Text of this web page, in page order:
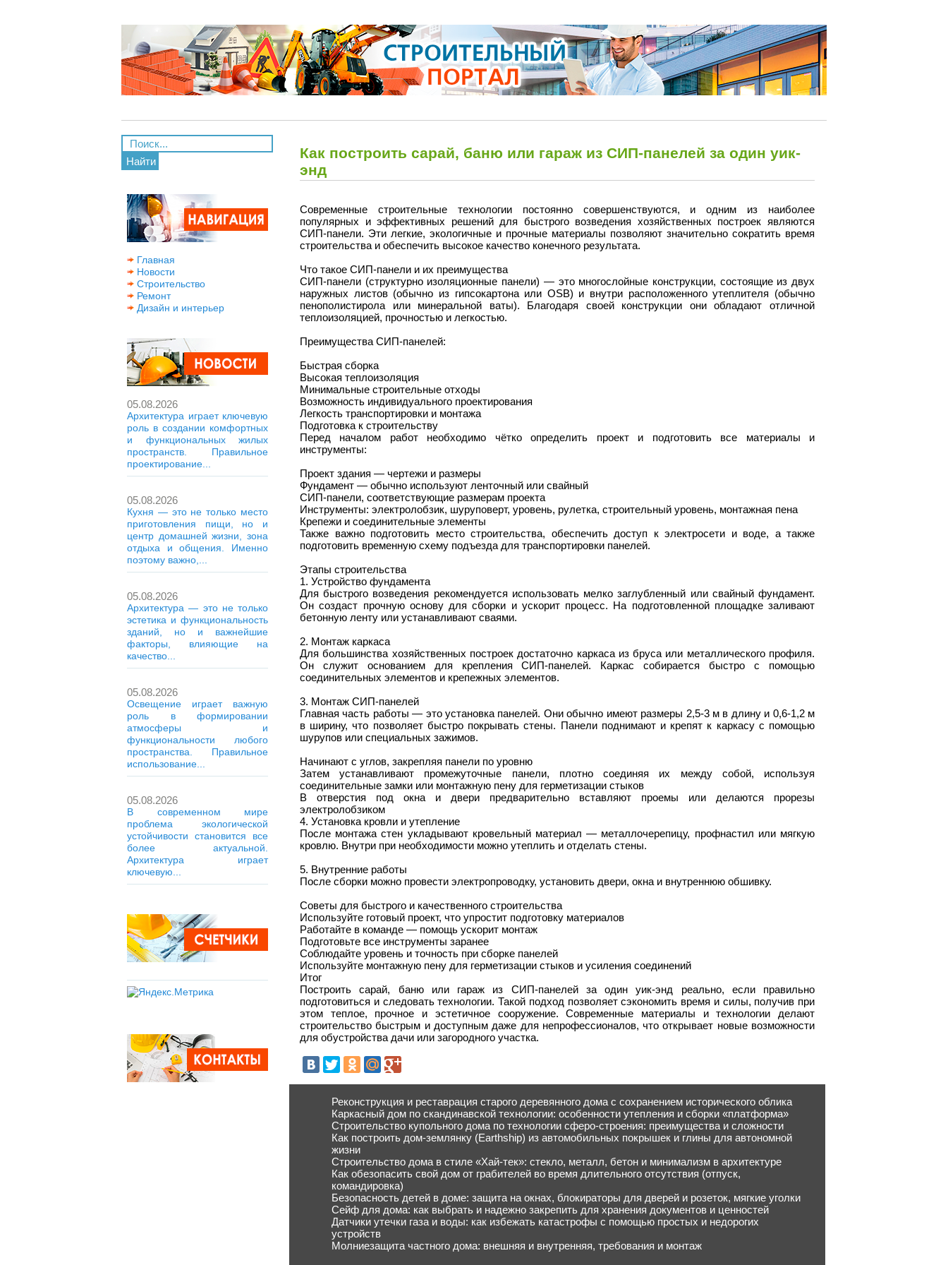
Найти
Главная
Новости
Строительство
Ремонт
Дизайн и интерьер
05.08.2026
Архитектура играет ключевую
роль в создании комфортных
и функциональных жилых
пространств. Правильное
проектирование...
05.08.2026
Кухня — это не только место
приготовления пищи, но и
центр домашней жизни, зона
отдыха и общения. Именно
поэтому важно,...
05.08.2026
Архитектура — это не только
эстетика и функциональность
зданий, но и важнейшие
факторы, влияющие на
качество...
05.08.2026
Освещение играет важную
роль в формировании
атмосферы и
функциональности любого
пространства. Правильное
использование...
05.08.2026
В современном мире
проблема экологической
устойчивости становится все
более актуальной.
Архитектура играет
ключевую...
Как построить сарай, баню или гараж из СИП-панелей за один уик-
энд
Современные строительные технологии постоянно совершенствуются, и одним из наиболее
популярных и эффективных решений для быстрого возведения хозяйственных построек являются
СИП-панели. Эти легкие, экологичные и прочные материалы позволяют значительно сократить время
строительства и обеспечить высокое качество конечного результата.
Что такое СИП-панели и их преимущества
СИП-панели (структурно изоляционные панели) — это многослойные конструкции, состоящие из двух
наружных листов (обычно из гипсокартона или OSB) и внутри расположенного утеплителя (обычно
пенополистирола или минеральной ваты). Благодаря своей конструкции они обладают отличной
теплоизоляцией, прочностью и легкостью.
Преимущества СИП-панелей:
Быстрая сборка
Высокая теплоизоляция
Минимальные строительные отходы
Возможность индивидуального проектирования
Легкость транспортировки и монтажа
Подготовка к строительству
Перед началом работ необходимо чётко определить проект и подготовить все материалы и
инструменты:
Проект здания — чертежи и размеры
Фундамент — обычно используют ленточный или свайный
СИП-панели, соответствующие размерам проекта
Инструменты: электролобзик, шуруповерт, уровень, рулетка, строительный уровень, монтажная пена
Крепежи и соединительные элементы
Также важно подготовить место строительства, обеспечить доступ к электросети и воде, а также
подготовить временную схему подъезда для транспортировки панелей.
Этапы строительства
1. Устройство фундамента
Для быстрого возведения рекомендуется использовать мелко заглубленный или свайный фундамент.
Он создаст прочную основу для сборки и ускорит процесс. На подготовленной площадке заливают
бетонную ленту или устанавливают сваями.
2. Монтаж каркаса
Для большинства хозяйственных построек достаточно каркаса из бруса или металлического профиля.
Он служит основанием для крепления СИП-панелей. Каркас собирается быстро с помощью
соединительных элементов и крепежных элементов.
3. Монтаж СИП-панелей
Главная часть работы — это установка панелей. Они обычно имеют размеры 2,5-3 м в длину и 0,6-1,2 м
в ширину, что позволяет быстро покрывать стены. Панели поднимают и крепят к каркасу с помощью
шурупов или специальных зажимов.
Начинают с углов, закрепляя панели по уровню
Затем устанавливают промежуточные панели, плотно соединяя их между собой, используя
соединительные замки или монтажную пену для герметизации стыков
В отверстия под окна и двери предварительно вставляют проемы или делаются прорезы
электролобзиком
4. Установка кровли и утепление
После монтажа стен укладывают кровельный материал — металлочерепицу, профнастил или мягкую
кровлю. Внутри при необходимости можно утеплить и отделать стены.
5. Внутренние работы
После сборки можно провести электропроводку, установить двери, окна и внутреннюю обшивку.
Советы для быстрого и качественного строительства
Используйте готовый проект, что упростит подготовку материалов
Работайте в команде — помощь ускорит монтаж
Подготовьте все инструменты заранее
Соблюдайте уровень и точность при сборке панелей
Используйте монтажную пену для герметизации стыков и усиления соединений
Итог
Построить сарай, баню или гараж из СИП-панелей за один уик-энд реально, если правильно
подготовиться и следовать технологии. Такой подход позволяет сэкономить время и силы, получив при
этом теплое, прочное и эстетичное сооружение. Современные материалы и технологии делают
строительство быстрым и доступным даже для непрофессионалов, что открывает новые возможности
для обустройства дачи или загородного участка.
Реконструкция и реставрация старого деревянного дома с сохранением исторического облика
Каркасный дом по скандинавской технологии: особенности утепления и сборки «платформа»
Строительство купольного дома по технологии сферо-строения: преимущества и сложности
Как построить дом-землянку (Earthship) из автомобильных покрышек и глины для автономной
жизни
Строительство дома в стиле «Хай-тек»: стекло, металл, бетон и минимализм в архитектуре
Как обезопасить свой дом от грабителей во время длительного отсутствия (отпуск,
командировка)
Безопасность детей в доме: защита на окнах, блокираторы для дверей и розеток, мягкие уголки
Сейф для дома: как выбрать и надежно закрепить для хранения документов и ценностей
Датчики утечки газа и воды: как избежать катастрофы с помощью простых и недорогих
устройств
Молниезащита частного дома: внешняя и внутренняя, требования и монтаж